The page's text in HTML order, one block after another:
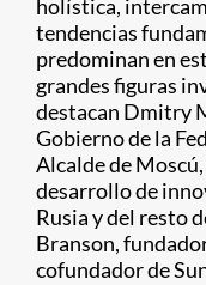
holística,
tendencias
predominan en
grandes figuras
destacan Dmitry
Gobierno de la
Alcalde de
desarrollo de
Rusia y del resto
Branson,
cofundador de